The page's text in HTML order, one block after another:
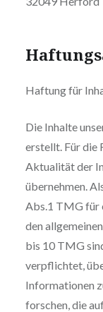
Haftung für
Die Inhalte
erstellt. Für die
Aktualität der
übernehmen.
Abs.1 TMG für
den
bis 10 TMG
verpflichtet,
Informationen
forschen, die